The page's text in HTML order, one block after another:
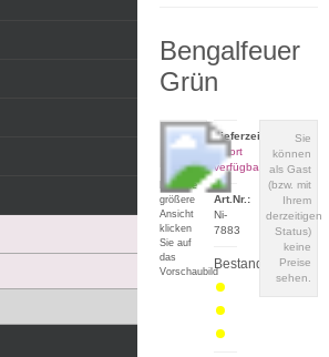
Bengalfeuer
Grün
Für eine
größere
Ansicht
klicken
Sie auf
das
Vorschaubild
Sie
können
als Gast
(bzw. mit
Ihrem
derzeitigen
Status)
keine
Preise
sehen.
Lieferzeit:
sofort
verfügbar
Art.Nr.:
Ni-
7883
Bestand: